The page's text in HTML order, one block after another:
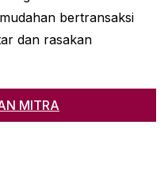
bertransaksi
dan rasakan
MITRA